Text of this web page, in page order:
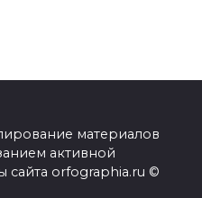
материалов
активной
сайта orfographia.ru ©